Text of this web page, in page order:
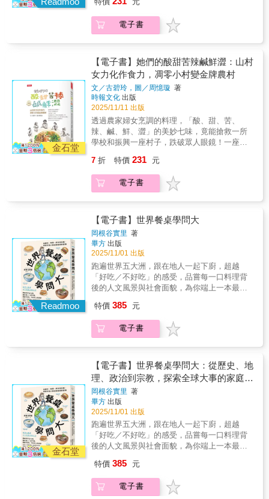
（虔誠祭拜好兄弟）芋頭和番薯是過往臺灣人
再熟悉不過的食材，將在來米將加上番薯泥製
作成「番薯粿」是以前下雨天時婦女們會做的
油煎點心，在不同地區還有各自的番薯餅、番
薯粿版本；使用蓬萊米製作的「芋粿曲」則有
著紅蔥酥的迷人香氣，芋頭番薯各有所好。▌菜
包粿（好彩頭，好兆頭）將鹹香的蘿蔔絲包進
純白色的粿皮，收合餡料，在漂亮光滑的那面
捏出一條微微隆起的脊線，最後放上柚子葉，
就是閩客族群稱呼的「客家菜包」或「菜包
粿」。離島澎湖有「菜繭」、遠在印尼則有
「菜粿」，這兩項米食和「菜包粿」有著能夠
相通卻又各自不同的有趣交流。▌湯圓（將喜悅
和煩惱都揉進冬節圓裡）冬至當天，阿媽會將
挲好的圓仔煮甜湯，準備祭拜祖先神明，還會
加肉絲、香菇、蝦米煮成「鹹圓仔湯」。將紅
白圓仔浮起後再盛入高湯的過程，既溫暖又療
癒，最後放上芹菜珠、香菜、蒜苗、當季茼
譜，隨著作者書寫勾勒出的米食故事，能嚐到
滿滿回憶、飲食脈絡、做法講究、親切的飲食
語彙，從中了解臺灣米食的真滋味。【跨界好
評推薦！】（依筆畫排序）「溫暖細膩的米食
文化，是台灣人都應該品嚐閱讀的生活好滋
味。」──毛奇 飲食作家 「以阿媽的語彙與經
驗串聯四季臺灣的米食多樣性，以三合院凝聚
的帶你我感動這傳統的當代力量。」──吉士博
家從小吃到大的米食，一年四季經常會出現在
餐桌上的各類多變的米食，也是臺灣重要的飲
食文化，我們對這些米食都有深刻情感與記
憶。」──施振榮 宏碁集團創辦人、智榮基金會
董事長「在米香與蒸氣之間，我們聽見土地的
呼吸與家族的記憶。這本書讓人重新理解，如
何以一顆米，訴說屬於台灣飲食文化的根與
魂。」──島嶼上的飯桌「《三合院裡的米食記
憶》不只是一本家族回憶錄，更像一份給未來
的文化宣言，成為我們重新認識臺灣的一種方
式。」──徐仲 台灣飲食文化研究者「復刻阿媽
的粿，以科學的實證態度，鍥而不捨的行動
力，讓快邊緣化的台灣粿，從回憶裏走出來，
重新發出耀眼的光芒。」──陳淑華 《灶邊煮
語》作者 「《三合院裡的米食記憶》不僅記錄
了製作粿、包粽、搓湯圓的過程，更保存了人
叔，不只會演戲、會說故事，也最懂食物的靈
插畫，彷彿一張張「私藏口袋地圖」，帶你跟
著松重豐的味蕾，踏上一場無法抵抗的美食旅
程。
粗糧，還是牛排和馬鈴薯，這些食物說明了我
們來自哪個社會階層、生活在哪個地區、來自
哪種文化。「味覺」，深受遺傳、地區、宗教
率地說：「人如其食。」費爾巴哈的觀點非常
唯物主義，這表明飲食對人類的大腦健康有直
接影響，從而影響人們的思維能力，以及人們
如何投資於經濟、民族主義和政府。因為食物
與人們生活中最重要的經濟商品之一是分不開
的，所以「吃」不僅是這些經濟選擇的反映，
而且確實可以養活大腦。費爾巴哈認為，糟糕
的食物會產生糟糕的思想和感情。我們用舌頭
覺和觸覺（溫度及質地）；「品嚐」可以是純
粹的享樂。「品嚐」是一種多重感官的活動，
帶動舌尖上的味覺、刺激記憶的嗅覺、感受食
物的溫度，體驗口感，在在都有潛力製造強烈
有直接的感知能力，但能夠對周圍的文化領域
做出評價性判斷，包括藝術、音樂、時尚、設
計或風格。「品味」是需要教育的，真正的喜
悅，唯有在你真正了解這些文化領域時，才能
體會。味覺在口中；審美情趣在心中。
村，僅有一百多人口數．卻有超過50%都是65
歲以上老人，境內唯一一所小學只剩26名學
童，面臨「留校察看」的廢校可能。為搶救這
社區，他央求社區媽媽與阿嬤各自端出自家的
風味餐，宴請賓客，開啟了從蹲在地上辦桌到
每年各種版本的「人生七味餐」，以當地物產
烹煮出酸甜苦辣鹹鮮澀等七種滋味、20道工序
繁複的大餐，更請來米其林綠星主廚張皓福也
上山授課，在偏鄉端出米其林級的精緻飲食，
逐漸地，社區聲名遠播。當社區女性挹注力
量，以人生七味餐料理，扛起這座眼看將凋零
的限界聚落，村裡屢獲金牌農村獎、教育卓越
金質獎、芬蘭 Arch Design Award 國際設計大
金質獎「特優」獎、台灣地域振興大賞獎等，
更受聯合國國際里山倡議夥伴關係邀請成為國
際的里山聚落，被荷蘭推動循環型氣候中和城
全不曾仿效國際藍區的模式，卻深深根植於自
身的文化、自然環境與生活智慧。從凋零小村
翻轉成人人稱羨的地方創生成功聚落，打造小
村成為品牌響亮、外賓爭相到訪的金牌農村。
從此讓一個偏居臺灣中南部的小村莊，也能夠
在國際間展現文化自信。打造這一切的女性
們，究竟是如何辦到的？
電子書
金石堂
【電子書】她們的酸甜苦辣鹹鮮澀：山村
女力化作食力，凋零小村變金牌農村
文／古碧玲，圖／周憶璇 著
時報文化 出版
2025/11/11 出版
透過農家婦女烹調的料理，「酸、甜、苦、
辣、鹹、鮮、澀」的美妙七味，竟能搶救一所
學校和振興一座村子，跌破眾人眼鏡！一座即
村，僅有一百多人口數．卻有超過50%都是65
歲以上老人，境內唯一一所小學只剩26名學
童，面臨「留校察看」的廢校可能。為搶救這
社區，他央求社區媽媽與阿嬤各自端出自家的
風味餐，宴請賓客，開啟了從蹲在地上辦桌到
每年各種版本的「人生七味餐」，以當地物產
烹煮出酸甜苦辣鹹鮮澀等七種滋味、20道工序
繁複的大餐，更請來米其林綠星主廚張皓福也
上山授課，在偏鄉端出米其林級的精緻飲食，
逐漸地，社區聲名遠播。當社區女性挹注力
量，以人生七味餐料理，扛起這座眼看將凋零
的限界聚落，村裡屢獲金牌農村獎、教育卓越
獎－銅獎、華南28號自然公園行政院公共工程
金質獎「特優」獎、台灣地域振興大賞獎等，
更受聯合國國際里山倡議夥伴關係邀請成為國
際的里山聚落，被荷蘭推動循環型氣候中和城
市的專家驚艷譽為「藍色生活圈」。華南村完
全不曾仿效國際藍區的模式，卻深深根植於自
身的文化、自然環境與生活智慧。從凋零小村
翻轉成人人稱羨的地方創生成功聚落，打造小
村成為品牌響亮、外賓爭相到訪的金牌農村。
從此讓一個偏居臺灣中南部的小村莊，也能夠
在國際間展現文化自信。打造這一切的女性
們，究竟是如何辦到的？
7 折 特價 231 元
電子書
Readmoo
【電子書】世界餐桌學問大
岡根谷實里 著
畢方 出版
2025/11/01 出版
跑遍世界五大洲，跟在地人一起下廚，超越
「好吃／不好吃」的感受，品嘗每一口料理背
後的人文風景與社會面貌，為你端上一本最美
「傳統」食物嗎？．以色列的麥當勞為什麼沒
有賣起司漢堡？．酪梨產地墨西哥怎麼會買不
到優質酪梨？．吳郭魚如何拯救非洲國家的蛋
想過是怎麼來的嗎？你能想像一碗不起眼的
湯，濃縮了本地多元豐富的氣候？一罐小小的
醃製食品，蘊含當地人對土地的關愛和連結？
這些乍看稀鬆平常的菜餚，在作者岡根谷實里
眼中，卻是深入了解各地社會環境及世界局勢
的寶庫，潛藏著政治角力、宗教戒律、糧食生
產、傳統文化等議題。讓我們跟著她的腳步，
一同踏進家家戶戶的廚房，展開這場充滿全新
滋味的探險！專文推薦林家岑Amanda 親子烹
飪教養家我最喜歡她給自己的稱呼──「世界廚
實的生活方式。她並不是走馬看花的旅人，而
是用「廚房」這個最貼近日常的場域，進入一
特價 385 元
電子書
金石堂
【電子書】世界餐桌學問大：從歷史、地
理、政治到宗教，探索全球大事的家庭廚
房冒險
岡根谷實里 著
畢方 出版
2025/11/01 出版
跑遍世界五大洲，跟在地人一起下廚，超越
「好吃／不好吃」的感受，品嘗每一口料理背
後的人文風景與社會面貌，為你端上一本最美
「傳統」食物嗎？．以色列的麥當勞為什麼沒
有賣起司漢堡？．酪梨產地墨西哥怎麼會買不
到優質酪梨？．吳郭魚如何拯救非洲國家的蛋
特價 385 元
電子書